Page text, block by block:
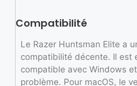
Compatibilité
Le Razer Huntsman Elite a
compatibilité décente. Il est
compatible avec Windows et
problème. Pour macOS, le